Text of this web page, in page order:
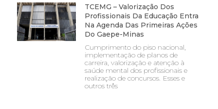
TCEMG – Valorização Dos
Profissionais Da Educação Entra
Na Agenda Das Primeiras Ações
Do Gaepe-Minas
Cumprimento do piso nacional,
implementação de planos de
carreira, valorização e atenção à
saúde mental dos profissionais e
realização de concursos. Esses e
outros três